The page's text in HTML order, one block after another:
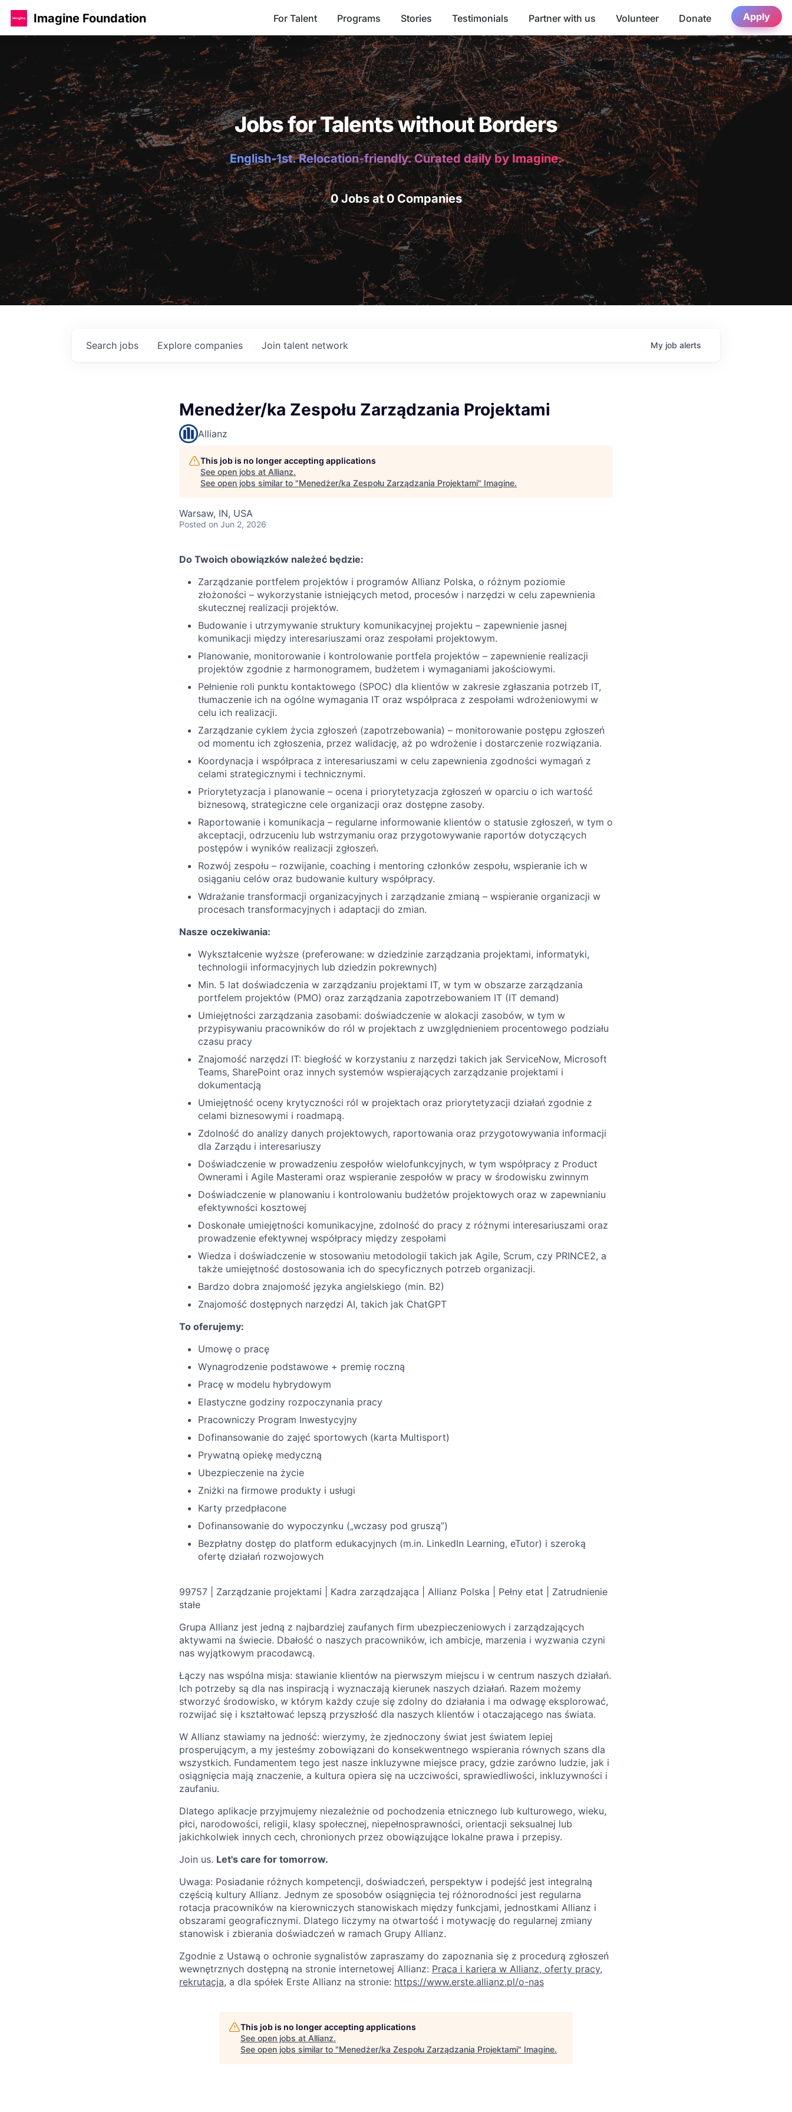
Imagine Foundation For Talent Programs Stories Testimonials Partner with us Volunteer Donate Apply
Jobs for Talents without Borders
English-1st. Relocation-friendly. Curated daily by Imagine.
0 Jobs at 0 Companies
Search jobs Explore companies Join talent network My job alerts
Menedżer/ka Zespołu Zarządzania Projektami
Allianz
This job is no longer accepting applications
See open jobs at Allianz.
See open jobs similar to "Menedżer/ka Zespołu Zarządzania Projektami" Imagine.
Warsaw, IN, USA
Posted on Jun 2, 2026
Do Twoich obowiązków należeć będzie:
Zarządzanie portfelem projektów i programów Allianz Polska, o różnym poziomie
złożoności – wykorzystanie istniejących metod, procesów i narzędzi w celu zapewnienia
skutecznej realizacji projektów.
Budowanie i utrzymywanie struktury komunikacyjnej projektu – zapewnienie jasnej
komunikacji między interesariuszami oraz zespołami projektowym.
Planowanie, monitorowanie i kontrolowanie portfela projektów – zapewnienie realizacji
projektów zgodnie z harmonogramem, budżetem i wymaganiami jakościowymi.
Pełnienie roli punktu kontaktowego (SPOC) dla klientów w zakresie zgłaszania potrzeb IT,
tłumaczenie ich na ogólne wymagania IT oraz współpraca z zespołami wdrożeniowymi w
celu ich realizacji.
Zarządzanie cyklem życia zgłoszeń (zapotrzebowania) – monitorowanie postępu zgłoszeń
od momentu ich zgłoszenia, przez walidację, aż po wdrożenie i dostarczenie rozwiązania.
Koordynacja i współpraca z interesariuszami w celu zapewnienia zgodności wymagań z
celami strategicznymi i technicznymi.
Priorytetyzacja i planowanie – ocena i priorytetyzacja zgłoszeń w oparciu o ich wartość
biznesową, strategiczne cele organizacji oraz dostępne zasoby.
Raportowanie i komunikacja – regularne informowanie klientów o statusie zgłoszeń, w tym o
akceptacji, odrzuceniu lub wstrzymaniu oraz przygotowywanie raportów dotyczących
postępów i wyników realizacji zgłoszeń.
Rozwój zespołu – rozwijanie, coaching i mentoring członków zespołu, wspieranie ich w
osiąganiu celów oraz budowanie kultury współpracy.
Wdrażanie transformacji organizacyjnych i zarządzanie zmianą – wspieranie organizacji w
procesach transformacyjnych i adaptacji do zmian.
Nasze oczekiwania:
Wykształcenie wyższe (preferowane: w dziedzinie zarządzania projektami, informatyki,
technologii informacyjnych lub dziedzin pokrewnych)
Min. 5 lat doświadczenia w zarządzaniu projektami IT, w tym w obszarze zarządzania
portfelem projektów (PMO) oraz zarządzania zapotrzebowaniem IT (IT demand)
Umiejętności zarządzania zasobami: doświadczenie w alokacji zasobów, w tym w
przypisywaniu pracowników do ról w projektach z uwzględnieniem procentowego podziału
czasu pracy
Znajomość narzędzi IT: biegłość w korzystaniu z narzędzi takich jak ServiceNow, Microsoft
Teams, SharePoint oraz innych systemów wspierających zarządzanie projektami i
dokumentacją
Umiejętność oceny krytyczności ról w projektach oraz priorytetyzacji działań zgodnie z
celami biznesowymi i roadmapą.
Zdolność do analizy danych projektowych, raportowania oraz przygotowywania informacji
dla Zarządu i interesariuszy
Doświadczenie w prowadzeniu zespołów wielofunkcyjnych, w tym współpracy z Product
Ownerami i Agile Masterami oraz wspieranie zespołów w pracy w środowisku zwinnym
Doświadczenie w planowaniu i kontrolowaniu budżetów projektowych oraz w zapewnianiu
efektywności kosztowej
Doskonałe umiejętności komunikacyjne, zdolność do pracy z różnymi interesariuszami oraz
prowadzenie efektywnej współpracy między zespołami
Wiedza i doświadczenie w stosowaniu metodologii takich jak Agile, Scrum, czy PRINCE2, a
także umiejętność dostosowania ich do specyficznych potrzeb organizacji.
Bardzo dobra znajomość języka angielskiego (min. B2)
Znajomość dostępnych narzędzi AI, takich jak ChatGPT
To oferujemy:
Umowę o pracę
Wynagrodzenie podstawowe + premię roczną
Pracę w modelu hybrydowym
Elastyczne godziny rozpoczynania pracy
Pracowniczy Program Inwestycyjny
Dofinansowanie do zajęć sportowych (karta Multisport)
Prywatną opiekę medyczną
Ubezpieczenie na życie
Zniżki na firmowe produkty i usługi
Karty przedpłacone
Dofinansowanie do wypoczynku („wczasy pod gruszą”)
Bezpłatny dostęp do platform edukacyjnych (m.in. LinkedIn Learning, eTutor) i szeroką
ofertę działań rozwojowych
99757 | Zarządzanie projektami | Kadra zarządzająca | Allianz Polska | Pełny etat | Zatrudnienie
stałe
Grupa Allianz jest jedną z najbardziej zaufanych firm ubezpieczeniowych i zarządzających
aktywami na świecie. Dbałość o naszych pracowników, ich ambicje, marzenia i wyzwania czyni
nas wyjątkowym pracodawcą.
Łączy nas wspólna misja: stawianie klientów na pierwszym miejscu i w centrum naszych działań.
Ich potrzeby są dla nas inspiracją i wyznaczają kierunek naszych działań. Razem możemy
stworzyć środowisko, w którym każdy czuje się zdolny do działania i ma odwagę eksplorować,
rozwijać się i kształtować lepszą przyszłość dla naszych klientów i otaczającego nas świata.
W Allianz stawiamy na jedność: wierzymy, że zjednoczony świat jest światem lepiej
prosperującym, a my jesteśmy zobowiązani do konsekwentnego wspierania równych szans dla
wszystkich. Fundamentem tego jest nasze inkluzywne miejsce pracy, gdzie zarówno ludzie, jak i
osiągnięcia mają znaczenie, a kultura opiera się na uczciwości, sprawiedliwości, inkluzywności i
zaufaniu.
Dlatego aplikacje przyjmujemy niezależnie od pochodzenia etnicznego lub kulturowego, wieku,
płci, narodowości, religii, klasy społecznej, niepełnosprawności, orientacji seksualnej lub
jakichkolwiek innych cech, chronionych przez obowiązujące lokalne prawa i przepisy.
Join us. Let's care for tomorrow.
Uwaga: Posiadanie różnych kompetencji, doświadczeń, perspektyw i podejść jest integralną
częścią kultury Allianz. Jednym ze sposobów osiągnięcia tej różnorodności jest regularna
rotacja pracowników na kierowniczych stanowiskach między funkcjami, jednostkami Allianz i
obszarami geograficznymi. Dlatego liczymy na otwartość i motywację do regularnej zmiany
stanowisk i zbierania doświadczeń w ramach Grupy Allianz.
Zgodnie z Ustawą o ochronie sygnalistów zapraszamy do zapoznania się z procedurą zgłoszeń
wewnętrznych dostępną na stronie internetowej Allianz: Praca i kariera w Allianz, oferty pracy,
rekrutacja, a dla spółek Erste Allianz na stronie: https://www.erste.allianz.pl/o-nas
This job is no longer accepting applications
See open jobs at Allianz.
See open jobs similar to "Menedżer/ka Zespołu Zarządzania Projektami" Imagine.